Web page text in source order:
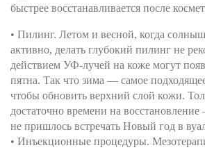
быстрее восстанавливается после
• Пилинг. Летом и весной, когда
активно, делать глубокий пилинг не
действием УФ-лучей на коже могут
пятна. Так что зима — самое
чтобы обновить верхний слой кожи.
достаточно времени на
не пришлось встречать Новый год в
• Инъекционные процедуры.